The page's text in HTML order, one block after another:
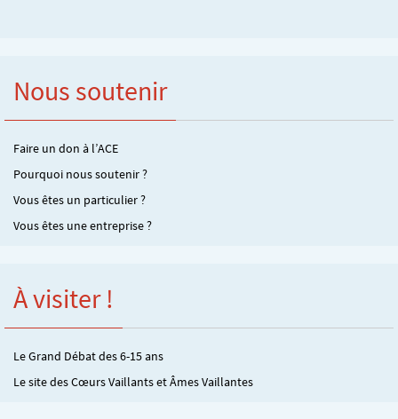
Nous soutenir
Faire un don à l’ACE
Pourquoi nous soutenir ?
Vous êtes un particulier ?
Vous êtes une entreprise ?
À visiter !
Le Grand Débat des 6-15 ans
Le site des Cœurs Vaillants et Âmes Vaillantes